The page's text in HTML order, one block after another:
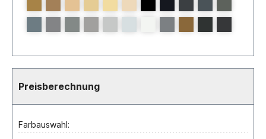
Preisberechnung
Farbauswahl: